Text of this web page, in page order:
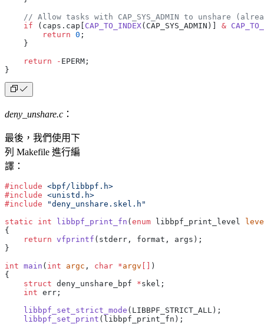
// Allow tasks with CAP_SYS_ADMIN to unshare
    if
(caps.cap[ CAP_TO_INDEX(CAP_SYS_ADMIN)] &
        return
0 ;
    }
    return
- EPERM;
}
deny_unshare.c ：
最後，我們使用下
列 Makefile 進行編
譯：
#include <bpf/libbpf.h>
#include <unistd.h>
#include "deny_unshare.skel.h"
static int libbpf_print_fn (enum libbpf_print_level
{
    return
vfprintf (stderr, format, args);
}
int main ( int argc , char *argv [] )
{
    struct
deny_unshare_bpf *skel;
    int
err;
    libbpf_set_strict_mode
(LIBBPF_STRICT_ALL);
    libbpf_set_print
(libbpf_print_fn);